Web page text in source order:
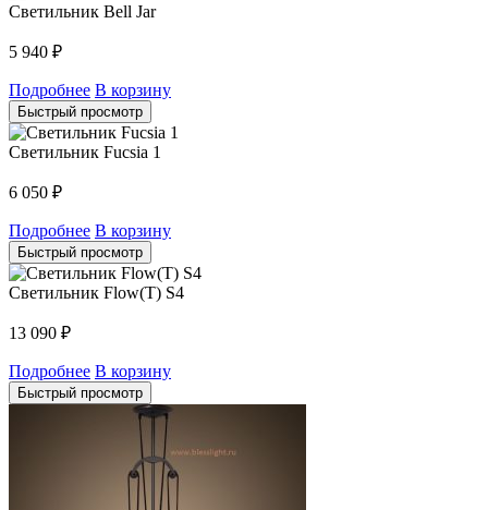
Светильник Bell Jar
5 940 ₽
Подробнее В корзину
Быстрый просмотр
Светильник Fucsia 1
6 050 ₽
Подробнее В корзину
Быстрый просмотр
Светильник Flow(T) S4
13 090 ₽
Подробнее В корзину
Быстрый просмотр